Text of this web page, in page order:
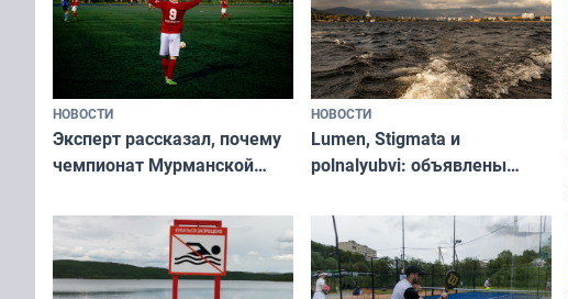
НОВОСТИ
Эксперт рассказал, почему
чемпионат Мурманской
незамеченным
НОВОСТИ
Lumen, Stigmata и
polnalyubvi: объявлены
«Имандра» в 2026 года